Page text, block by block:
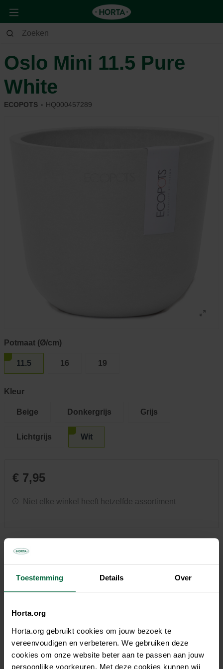
Toestemming Details Over
Horta.org
Horta.org gebruikt cookies om jouw bezoek te
vereenvoudigen en verbeteren. We gebruiken deze
cookies om onze website beter aan te passen aan jouw
persoonlijke voorkeuren. Met deze cookies kunnen wij
Huis & Deco
Oslo Mini 11.5 Pure
White
ECOPOTS HQ000457289
Potmaat (Ø/cm)
11.5 16 19
Kleur
Beige Donkergrijs Grijs
Lichtgrijs Wit
€ 7,95
Niet elke winkel heeft hetzelfde assortiment
Strakke, elegante lijnen. Een minimalistisch design waarbij
Vervaardigd uit gerecycleerde materialen met een unieke,
handgemaakte afwerking en volledig recycleerbaar. Ecopots
worden in België ontworpen en zijn gebaseerd op de
Scandinavische designfilosofie. Met onze potten willen we
een gevoel van rust creëren dat ontbreekt in ons dagelijkse,